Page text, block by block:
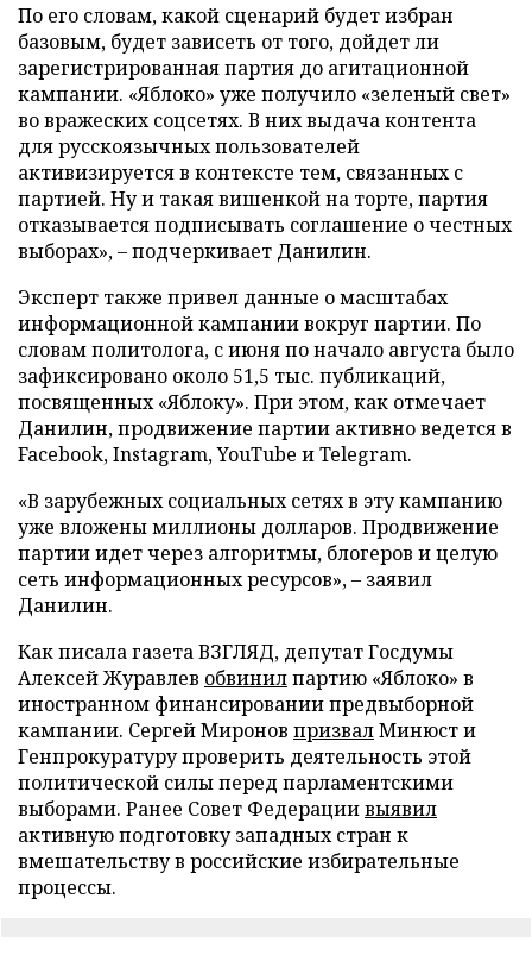
По его словам, какой сценарий будет избран
базовым, будет зависеть от того, дойдет ли
зарегистрированная партия до агитационной
кампании. «Яблоко» уже получило «зеленый свет»
во вражеских соцсетях. В них выдача контента
для русскоязычных пользователей
активизируется в контексте тем, связанных с
партией. Ну и такая вишенкой на торте, партия
отказывается подписывать соглашение о честных
выборах», – подчеркивает Данилин.
Эксперт также привел данные о масштабах
информационной кампании вокруг партии. По
словам политолога, с июня по начало августа было
зафиксировано около 51,5 тыс. публикаций,
посвященных «Яблоку». При этом, как отмечает
Данилин, продвижение партии активно ведется в
Facebook, Instagram, YouTube и Telegram.
«В зарубежных социальных сетях в эту кампанию
уже вложены миллионы долларов. Продвижение
партии идет через алгоритмы, блогеров и целую
сеть информационных ресурсов», – заявил
Данилин.
Как писала газета ВЗГЛЯД, депутат Госдумы
Алексей Журавлев обвинилпартию «Яблоко» в
иностранном финансировании предвыборной
кампании. Сергей Миронов призвалМинюст и
Генпрокуратуру проверить деятельность этой
политической силы перед парламентскими
выборами. Ранее Совет Федерациивыявил
активную подготовку западных стран к
вмешательству в российские избирательные
процессы.